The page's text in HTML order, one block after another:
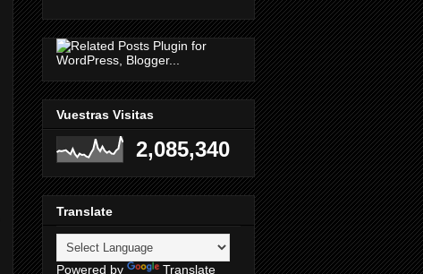
Vuestras Visitas
2,085,340
Translate
Powered by Translate